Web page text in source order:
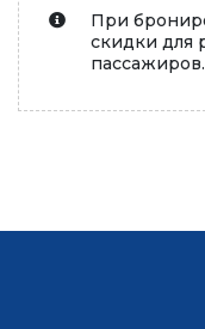
При
скидки для
пассажиров.